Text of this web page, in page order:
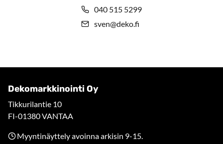
040 515 5299
sven@deko.fi
Dekomarkkinointi Oy
Tikkurilantie 10
FI-01380 VANTAA
Myyntinäyttely avoinna arkisin 9-15.